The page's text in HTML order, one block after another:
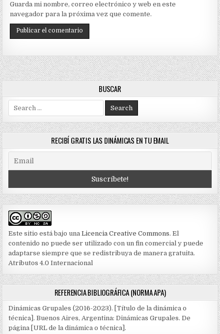
Guarda mi nombre, correo electrónico y web en este
navegador para la próxima vez que comente.
BUSCAR
Search
for:
RECIBÍ GRATIS LAS DINÁMICAS EN TU EMAIL
Este sitio está bajo unaLicencia Creative Commons. El
contenido no puede ser utilizado con un fin comercial y puede
adaptarse siempre que se redistribuya de manera gratuita.
Atributos 4.0 Internacional
REFERENCIA BIBLIOGRÁFICA (NORMA APA)
Dinámicas Grupales (2016-2023). [Título de la dinámica o
técnica]. Buenos Aires, Argentina: Dinámicas Grupales. De
página [URL de la dinámica o técnica].